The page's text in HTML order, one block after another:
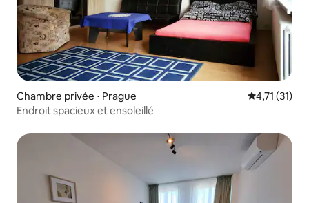
Chambre privée ⋅ Prague Évaluation
4,71 (31)
Endroit spacieux et ensoleillé